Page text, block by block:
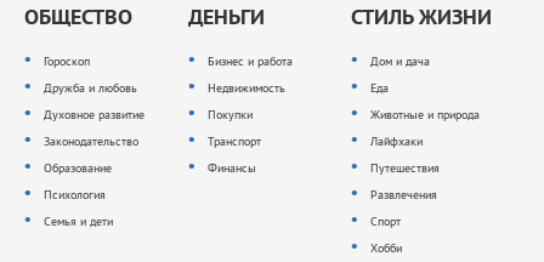
ОБЩЕСТВО
Гороскоп
Дружба и любовь
Духовное развитие
Законодательство
Образование
Психология
Семья и дети
ДЕНЬГИ
Бизнес и работа
Недвижимость
Покупки
Транспорт
Финансы
СТИЛЬ ЖИЗНИ
Дом и дача
Еда
Животные и природа
Лайфхаки
Путешествия
Развлечения
Спорт
Хобби